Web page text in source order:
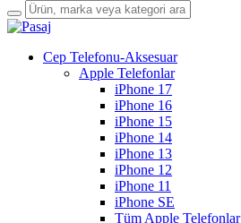
Cep Telefonu-Aksesuar
Apple Telefonlar
iPhone 17
iPhone 16
iPhone 15
iPhone 14
iPhone 13
iPhone 12
iPhone 11
iPhone SE
Tüm Apple Telefonlar